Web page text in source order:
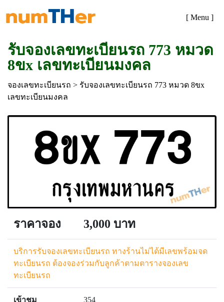
[ Menu ]
รับจองเลขทะเบียนรถ 773 หมวด
8ขx เลขทะเบียนมงคล
จองเลขทะเบียนรถ > รับจองเลขทะเบียนรถ 773 หมวด 8ขx
เลขทะเบียนมงคล
ราคาจอง 3,000 บาท
บริการรับจองเลขทะเบียนรถ ทางร้านไม่ได้มีเลขพร้อมจด
ทะเบียนรถ ต้องจองร่วมกับลูกค้าตามตารางจองเลข
ทะเบียนรถ
เข้าชม 354